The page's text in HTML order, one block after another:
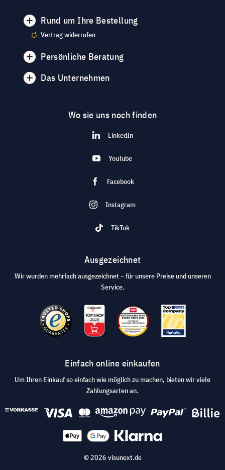
Rund um Ihre Bestellung
Vertrag widerrufen
Persönliche Beratung
Das Unternehmen
Wo sie uns noch finden
LinkedIn
YouTube
Facebook
Instagram
TikTok
Ausgezeichnet
Wir wurden mehrfach ausgezeichnet – für unsere Preise und unseren
Service.
Einfach online einkaufen
Um Ihren Einkauf so einfach wie möglich zu machen, bieten wir viele
Zahlungsarten an.
© 2026 visunext.de